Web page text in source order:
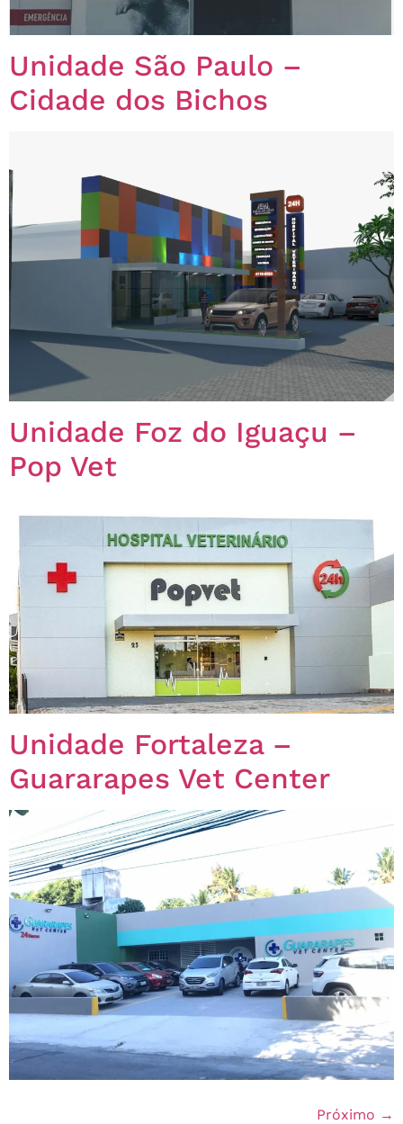
Unidade São Paulo –
Cidade dos Bichos
Unidade Foz do Iguaçu –
Pop Vet
Unidade Fortaleza –
Guararapes Vet Center
Próximo →